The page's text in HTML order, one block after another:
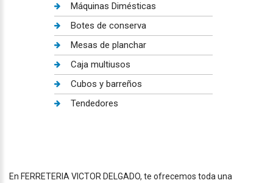
Máquinas Dimésticas
Botes de conserva
Mesas de planchar
Caja multiusos
Cubos y barreños
Tendedores
En FERRETERIA VICTOR DELGADO, te ofrecemos toda una